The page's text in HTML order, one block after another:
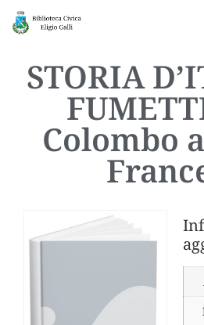
STORIA
Colombo